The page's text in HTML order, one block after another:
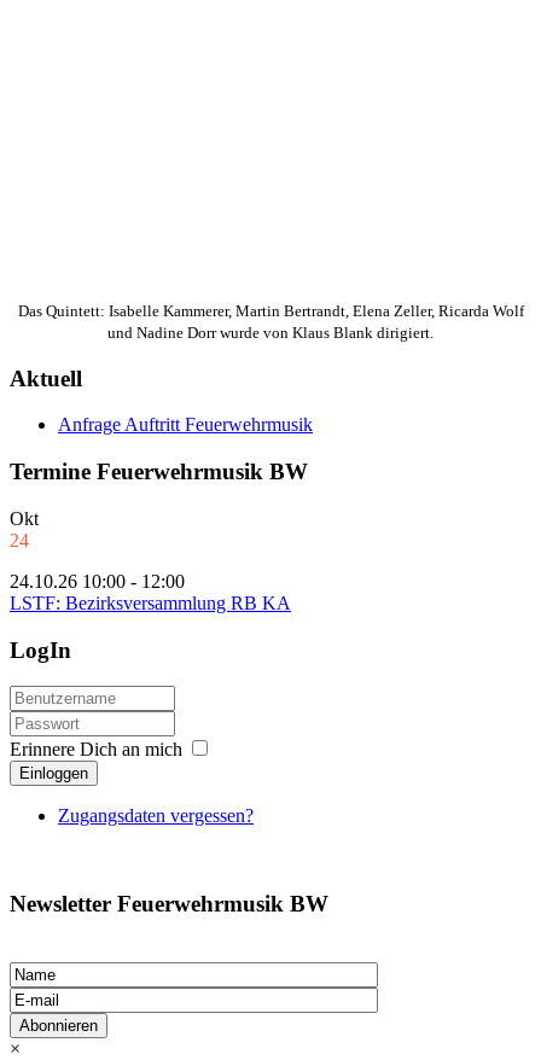
Das Quintett: Isabelle Kammerer, Martin Bertrandt, Elena Zeller, Ricarda Wolf
und Nadine Dorr wurde von Klaus Blank dirigiert.
Aktuell
Anfrage Auftritt Feuerwehrmusik
Termine Feuerwehrmusik BW
Okt
24
24.10.26 10:00 - 12:00
LSTF: Bezirksversammlung RB KA
LogIn
Erinnere Dich an mich
Einloggen
Zugangsdaten vergessen?
Newsletter Feuerwehrmusik BW
×